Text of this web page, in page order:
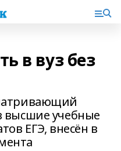
в вуз без
высшие учебные
ЕГЭ, внесён в